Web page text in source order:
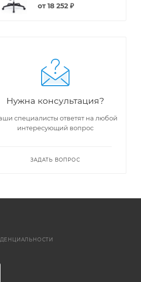
от18 252 ₽
Нужна консультация?
специалисты ответят на любой
интересующий вопрос
ЗАДАТЬ ВОПРОС